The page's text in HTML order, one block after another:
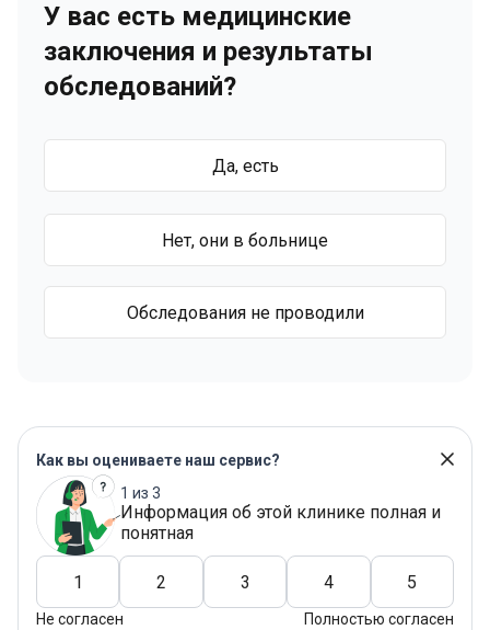
У вас есть медицинские
заключения и результаты
обследований?
Да, есть
Нет, они в больнице
Обследования не проводили
Как вы оцениваете наш сервис?
1 из 3
Информация об этой клинике полная и
понятная
1 2 3 4 5
Не согласен Полностью согласен